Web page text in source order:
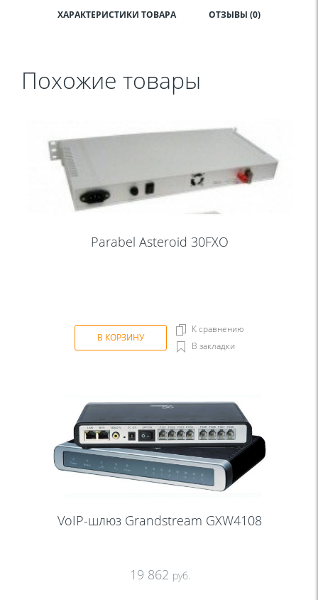
ХАРАКТЕРИСТИКИ ТОВАРА ОТЗЫВЫ (0)
Похожие товары
Parabel Asteroid 30FXO
В КОРЗИНУ
К сравнению
В закладки
VoIP-шлюз Grandstream GXW4108
19 862 руб.